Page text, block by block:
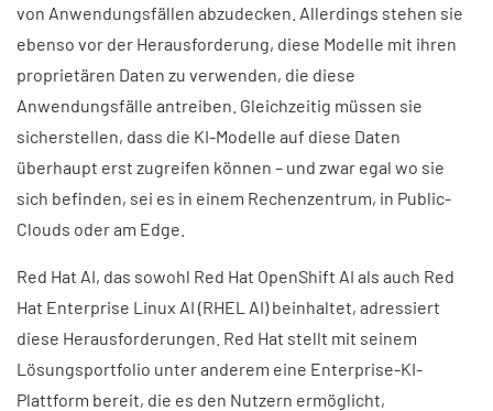
von Anwendungsfällen abzudecken. Allerdings stehen sie
ebenso vor der Herausforderung, diese Modelle mit ihren
proprietären Daten zu verwenden, die diese
Anwendungsfälle antreiben. Gleichzeitig müssen sie
sicherstellen, dass die KI-Modelle auf diese Daten
überhaupt erst zugreifen können – und zwar egal wo sie
sich befinden, sei es in einem Rechenzentrum, in Public-
Clouds oder am Edge.
Red Hat AI, das sowohl Red Hat OpenShift AI als auch Red
Hat Enterprise Linux AI (RHEL AI) beinhaltet, adressiert
diese Herausforderungen. Red Hat stellt mit seinem
Lösungsportfolio unter anderem eine Enterprise-KI-
Plattform bereit, die es den Nutzern ermöglicht,